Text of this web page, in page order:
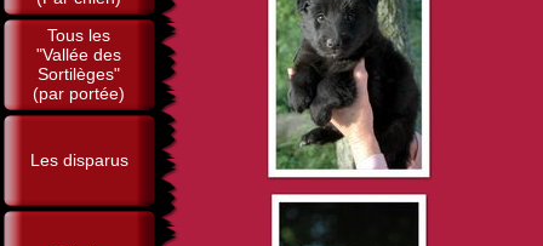
Tous les
"Vallée des
Sortilèges"
(par portée)
Les disparus